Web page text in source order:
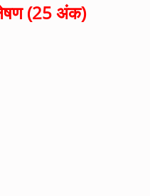
(25 अंक)